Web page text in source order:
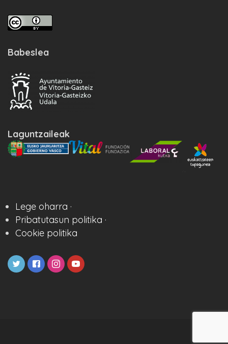
Babeslea
Laguntzaileak
Lege oharra ·
Pribatutasun politika ·
Cookie politika